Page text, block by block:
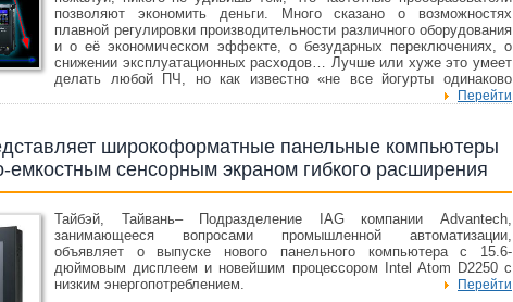
позволяют экономить деньги. Много сказано о возможностях
плавной регулировки производительности различного оборудования
и о её экономическом эффекте, о безударных переключениях, о
снижении эксплуатационных расходов… Лучше или хуже это умеет
делать любой ПЧ, но как известно «не все йогурты одинаково
Перейти
широкоформатные панельные компьютеры
емкостным сенсорным экраном гибкого расширения
Тайбэй, Тайвань– Подразделение IAG компании Advantech,
занимающееся вопросами промышленной автоматизации,
объявляет о выпуске нового панельного компьютера с 15.6-
дюймовым дисплеем и новейшим процессором Intel Atom D2250 с
низким энергопотреблением.
Перейти